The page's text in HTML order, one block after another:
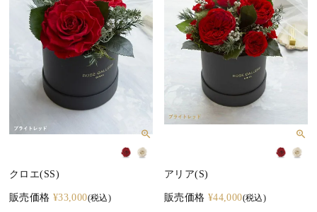
クロエ(SS)
販売価格 ¥33,000 税込
アリア(S)
販売価格 ¥44,000 税込